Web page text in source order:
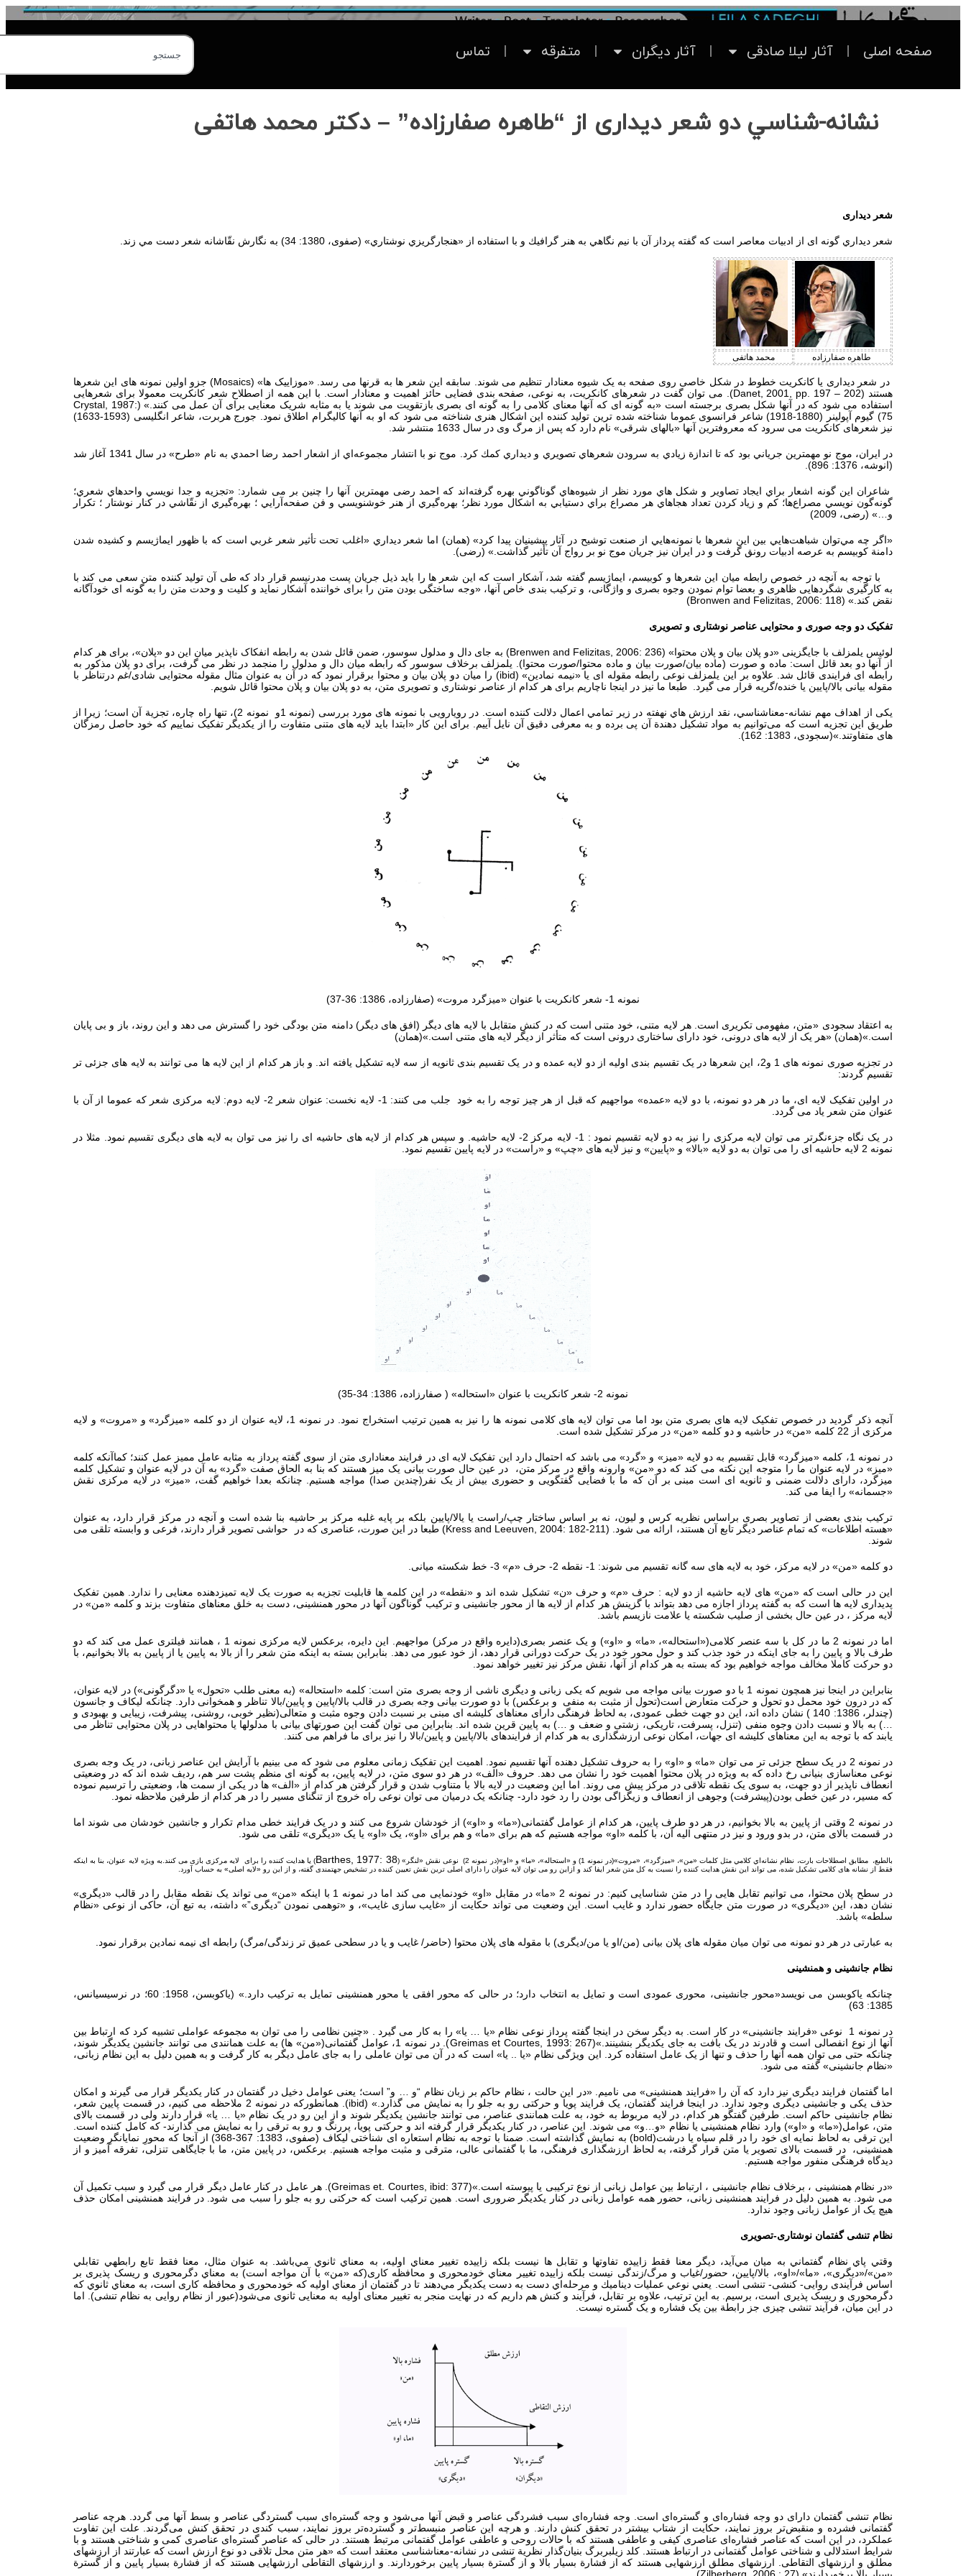
صفحه اصلی آثار لیلا صادقی آثار دیگران متفرقه تماس
نشانه-شناسي دو شعر دیداری از “طاهره صفارزاده” – دکتر محمد هاتفی
شعر دیداری
شعر ديداري‌ گونه ای از ادبيات‌ معاصر است‌ كه‌ گفته پرداز آن با نيم‌ نگاهي‌ به‌ هنر گرافيك‌ و با استفاده‌ از «هنجارگريزي‌ نوشتاري» (صفوی، 1380: 34)‌ به‌ نگارش‌ نقّاشانه‌ شعر دست مي زند.
طاهره صفارزاده محمد هاتفی
در شعر دیداری یا کانکریت خطوط در شکل خاصی روی صفحه به یک شیوه معنادار تنظیم می شوند. سابقه این شعر ها به قرنها می رسد. «موزاییک ها» (Mosaics) جزو اولین نمونه های این شعرها
هستند (Danet, 2001, pp. 197 – 202). می توان گفت در شعرهای کانکریت، به نوعی، صفحه بندی فضایی حائز اهمیت و معنادار است. با این همه از اصطلاح شعر کانکریت معمولا برای شعرهایی
استفاده می شود که در آنها شکل بصری برجسته است «به گونه ای که آنها معنای کلامی را به گونه ای بصری بازتقویت می شوند یا به مثابه شریک معنایی برای آن عمل می کنند.» (Crystal, 1987:
75
) گیوم آپولینر (1880-1918) شاعر فرانسوی عموما شناخته شده ترین تولید کننده این اشکال هنری شناخته می شود که او به آنها کالیگرام اطلاق نمود. جورج هربرت، شاعر انگلیسی (1593-1633)
نیز شعرهای کانکریت می سرود که معروفترین آنها «بالهای شرقی» نام دارد که پس از مرگ وی در سال 1633 منتشر شد.
در ايران‌، موج‌ نو مهمترين‌ جرياني‌ بود كه‌ تا اندازة‌ زيادي‌ به‌ سرودن‌ شعرهاي‌ تصويري‌ و ديداري‌ كمك‌ كرد. موج‌ نو با انتشار مجموعه‌اي‌ از اشعار احمد رضا احمدي‌ به‌ نام‌ «طرح‌» در سال‌ 1341 آغاز شد
(انوشه‌، 1376: 896).
شاعران‌ اين‌ گونه‌ اشعار براي‌ ايجاد تصاوير و شكل هاي مورد نظر از شيوه‌هاي‌ گوناگوني‌ بهره‌ گرفته‌اند كه‌ احمد رضی مهمترين‌ آنها را چنین بر می شمارد: «تجزيه‌ و جدا نويسي‌ واحدهاي‌ شعري‌؛
گونه‌گون‌ نويسي‌ مصراع‌ها؛ كم‌ و زياد كردن‌ تعداد هجاهاي‌ هر مصراع‌ براي‌ دستيابي‌ به‌ اشكال‌ مورد نظر؛ بهره‌گيري‌ از هنر خوشنويسي‌ و فن‌ صفحه‌آرايي ‌؛ بهره‌گيري‌ از نقّاشي‌ در كنار نوشتار ؛ تكرار
و…» (رضی، 2009)
«اگر چه‌ مي‌توان‌ شباهت‌هايي‌ بين‌ این شعرها با نمونه‌هايي‌ از صنعت‌ توشيح‌ در آثار پيشينيان‌ پيدا كرد» (همان) اما شعر ديداري‌ «اغلب‌ تحت‌ تأثير شعر غربي‌ است‌ كه با ظهور ايماژيسم‌ و كشيده‌ شدن‌
دامنة‌ كوبيسم به‌ عرصه‌ ادبيات‌ رونق‌ گرفت‌ و در ايران‌ نيز جريان‌ موج‌ نو بر رواج‌ آن‌ تأثير گذاشت.» (رضی).
با توجه به آنچه در خصوص رابطه میان این شعرها و کوبیسم، ایماژیسم گفته شد، آشکار است که این شعر ها را باید ذیل جریان پست مدرنیسم قرار داد که طی آن تولید کننده متن سعی می کند با
به کارگیری شگردهایی ظاهری و بعضا توام نمودن وجوه بصری و واژگانی، و ترکیب بندی خاص آنها، «وجه ساختگی بودن متن را برای خواننده آشکار نماید و کلیت و وحدت متن را به گونه ای خودآگانه
نقض کند.» (Bronwen and Felizitas, 2006: 118
)
تفکیک دو وجه صوری و محتوایی عناصر نوشتاری و تصویری
لوئیس یلمزلف با جایگزینی «دو پلان بیان و پلان محتوا» (Brenwen and Felizitas, 2006: 236) به جای دال و مدلول سوسور، ضمن قائل شدن به رابطه انفکاک ناپذیر میان این دو «پلان»، برای هر کدام
از آنها دو بعد قائل است: ماده و صورت (ماده بیان/صورت بیان و ماده محتوا/صورت محتوا). یلمزلف برخلاف سوسور که رابطه میان دال و مدلول را منجمد در نظر می گرفت، برای دو پلان مذکور به
رابطه ای فرایندی قائل شد. علاوه بر این یلمزلف نوعی رابطه مقوله ای یا «نیمه نمادین» (ibid) را میان دو پلان بیان و محتوا برقرار نمود که در آن به عنوان مثال مقوله محتوایی شادی/غم درتناظر با
مقوله بیانی بالا/پایین یا خنده/گریه قرار می گیرد. طبعا ما نیز در اینجا ناچاریم برای هر کدام از عناصر نوشتاری و تصویری متن، به دو پلان بیان و پلان محتوا قائل شویم.
یکی از اهداف مهم نشانه-معناشناسي، نقد ارزش هاي نهفته در زير تمامي اعمال دلالت كننده است. در رویارویی با نمونه های مورد بررسی (نمونه 1و نمونه 2)، تنها راه چاره، تجزیة آن است؛ زیرا از
طریق این تجزیه است که می‌توانیم به مواد تشکیل دهندة آن پی برده و به معرفی دقیق آن نایل آییم. برای این کار «ابتدا باید لایه های متنی متفاوت را از یکدیگر تفکیک نماییم که خود حاصل رمزگان
های متفاوتند.»(سجودی، 1383: 162).
نمونه 1- شعر کانکریت با عنوان «میزگرد مروت» (صفارزاده، 1386: 36-37)
به اعتقاد سجودی «متن، مفهومی تکریری است. هر لایه متنی، خود متنی است که در کنش متقابل با لایه های دیگر (افق های دیگر) دامنه متن بودگی خود را گسترش می دهد و این روند، باز و بی پایان
است.»(همان) «هر یک از لایه های درونی، خود دارای ساختاری درونی است که متأثر از دیگر لایه های متنی است.»(همان)
در تجزیه صوری نمونه های 1 و2، این شعرها در یک تقسیم بندی اولیه از دو لایه عمده و در یک تقسیم بندی ثانویه از سه لایه تشکیل یافته اند. و باز هر کدام از این لایه ها می توانند به لایه های جزئی تر
تقسیم گردند:
در اولین تفکیک لایه ای، ما در هر دو نمونه، با دو لایه «عمده» مواجهیم که قبل از هر چیز توجه را به خود جلب می کنند: 1- لایه نخست: عنوان شعر 2- لایه دوم: لایه مرکزی شعر که عموما از آن با
عنوان متن شعر یاد می گردد.
در یک نگاه جزءنگرتر می توان لایه مرکزی را نیز به دو لایه تقسیم نمود : 1- لایه مرکز 2- لایه حاشیه. و سپس هر کدام از لایه های حاشیه ای را نیز می توان به لایه های دیگری تقسیم نمود. مثلا در
نمونه 2 لایه حاشیه ای را می توان به دو لایه «بالا» و «پایین» و نیز لایه های «چپ» و «راست» در لایه پایین تقسیم نمود.
نمونه 2- شعر کانکریت با عنوان «استحاله» ( صفارزاده، 1386: 34-35)
آنچه ذکر گردید در خصوص تفکیک لایه های بصری متن بود اما می توان لایه های کلامی نمونه ها را نیز به همین ترتیب استخراج نمود. در نمونه 1، لایه عنوان از دو کلمه «میزگرد» و «مروت» و لایه
مرکزی از 22 کلمه «من» در حاشیه و دو کلمه «من» در مرکز تشکیل شده است.
در نمونه 1، کلمه «میزگرد» قابل تقسیم به دو لایه «میز» و «گرد» می باشد که احتمال دارد این تفکیک لایه ای در فرایند معناداری متن از سوی گفته پرداز به مثابه عامل ممیز عمل کنند؛ کماآنکه کلمه
«میز» در لایه عنوان ما را متوجه این نکته می کند که دو «من» وارونه واقع در مرکز متن، در عین حال صورت بیانی یک میز هستند که بنا به الحاق صفت «گرد» به آن در لایه عنوان و تشکیل کلمه
میزگرد، دارای دلالت ضمنی و ثانویه ای است مبنی بر آن که ما با فضایی گفتگویی و حضوری بیش از یک نفر(چندین صدا) مواجه هستیم. چنانکه بعدا خواهیم گفت، «میز» در لایه مرکزی نقش
«جسمانه» را ایفا می کند.
ترکیب بندی بعضی از تصاویر بصری براساس نظریه کرس و لیون، نه بر اساس ساختار چپ/راست یا یالا/پایین بلکه بر پایه غلبه مرکز بر حاشیه بنا شده است و آنچه در مرکز قرار دارد، به عنوان
«هسته اطلاعات» که تمام عناصر دیگر تابع آن هستند، ارائه می شود. (Kress and Leeuven, 2004: 182-211) طبعا در این صورت، عناصری که در حواشی تصویر قرار دارند، فرعی و وابسته تلقی می
شوند.
دو کلمه «من» در لایه مرکز، خود به لایه های سه گانه تقسیم می شوند: 1- نقطه 2- حرف «م» 3- خط شکسته میانی.
این در حالی است که «من» های لایه حاشیه از دو لایه : حرف «م» و حرف «ن» تشکیل شده اند و «نقطه» در این کلمه ها قابلیت تجزیه به صورت یک لایه تمیزدهنده معنایی را ندارد. همین تفکیک
پدیداری لایه ها است که به گفته پرداز اجازه می دهد بتواند با گزینش هر کدام از لایه ها از محور جانشینی و ترکیب گوناگون آنها در محور همنشینی، دست به خلق معناهای متفاوت بزند و کلمه «من» در
لایه مرکز ، در عین حال بخشی از صلیب شکسته یا علامت نازیسم باشد.
اما در نمونه 2 ما در کل با سه عنصر کلامی(«استحاله»، «ما» و «او») و یک عنصر بصری(دایره واقع در مرکز) مواجهیم. این دایره، برعکس لایه مرکزی نمونه 1 ، همانند فیلتری عمل می کند که دو
طرف بالا و پایین را به جای اینکه در خود جذب کند و حول محور خود در یک حرکت دورانی قرار دهد، از خود عبور می دهد. بنابراین بسته به اینکه متن شعر را از بالا به پایین یا از پایین به بالا بخوانیم، با
دو حرکت کاملا مخالف مواجه خواهیم بود که بسته به هر کدام از آنها، نقش مرکز نیز تغییر خواهد نمود.
بنابراین در اینجا نیز همچون نمونه 1 با دو صورت بیانی مواجه می شویم که یکی زبانی و دیگری ناشی از وجه بصری متن است: کلمه «استحاله» (به معنی طلب «تحول» یا «دگرگونی») در لایه عنوان،
که در درون خود محمل دو تحول و حرکت متعارض است(تحول از مثبت به منفی و برعکس) با دو صورت بیانی وجه بصری در قالب بالا/پایین و پایین/بالا تناظر و همخوانی دارد. چنانکه لیکاف و جانسون
(چندلر، 1386: 140 ) نشان داده اند، این دو جهت خطی عمودی، به لحاظ فرهنگی دارای معناهای کلیشه ای مبنی بر نسبت دادن وجوه مثبت و متعالی(نظیر خوبی، روشنی، پیشرفت، زیبایی و بهبودی و
…) به بالا و نسبت دادن وجوه منفی (تنزل، پسرفت، تاریکی، زشتی و ضعف و …) به پایین قرین شده اند. بنابراین می توان گفت این صورتهای بیانی با مدلولها یا محتواهایی در پلان محتوایی تناظر می
یابند که با توجه به این معناهای کلیشه ای جهات، امکان نوعی ارزشگذاری به هر کدام از فرایندهای بالا/پایین و پایین/بالا را نیز برای ما فراهم می کنند.
در نمونه 2 در یک سطح جزئی تر می توان «ما» و «او» را به حروف تشکیل دهنده آنها تقسیم نمود. اهمیت این تفکیک زمانی معلوم می شود که می بینیم با آرایش این عناصر زبانی، در یک وجه بصری
نوعی معناسازی بنیانی رخ داده که به ویژه در پلان محتوا اهمیت خود را نشان می دهد. حروف «الف» در هر دو سوی متن، در لایه پایین، به گونه ای منظم پشت سر هم، ردیف شده اند که در وضعیتی
انعطاف ناپذیر از دو جهت، به سوی یک نقطه تلاقی در مرکز پیش می روند. اما این وضعیت در لایه بالا با متناوب شدن و قرار گرفتن هر کدام از «الف» ها در یکی از سمت ها، وضعیتی را ترسیم نموده
که مسیر، در عین خطی بودن(پیشرفت) وجوهی از انعطاف و زیگزاگی بودن را رد خود دارد- چنانکه یک درمیان می توان نوعی راه خروج از تنگنای مسیر را در هر کدام از طرفین ملاحظه نمود.
در نمونه 2 وقتی از پایین به بالا بخوانیم، در هر دو طرف پایین، هر کدام از عوامل گفتمانی(«ما» و «او») از خودشان شروع می کنند و در یک فرایند خطی مدام تکرار و جانشین خودشان می شوند اما
در قسمت بالای متن، در بدو ورود و نیز در منتهی الیه آن، با کلمه «او» مواجه هستیم که هم برای «ما» و هم برای «او»، یک «او» یا یک «دیگری» تلقی می شود.
بالطبع، مطابق اصطلاحات بارت، نظام نشانه‌اي كلامي مثل کلمات «من»، «میزگرد»، «مروت»(در نمونه 1) و «استحاله»، «ما» و «او»(در نمونه 2) نوعی نقش «لنگر» ( Barthes, 1977: 38) یا هدایت کننده را برای لایه مرکزی بازی می کنند.به ویژه لایه عنوان، بنا به اینکه
فقط از نشانه های کلامی تشکیل شده، می تواند این نقش هدایت کننده را نسبت به کل متن شعر ایفا کند و ازاین رو می توان لایه عنوان را دارای اصلی ترین نقش تعیین کننده در تشخیص جهتمندی گفته، و از این رو «لایه اصلی» به حساب آورد.
در سطح پلان محتوا، می توانیم تقابل هایی را در متن شناسایی کنیم: در نمونه 2 «ما» در مقابل «او» خودنمایی می کند اما در نمونه 1 با اینکه «من» می تواند یک نقطه مقابل را در قالب «دیگری»
نشان دهد، این «دیگری» در صورت متن جایگاه حضور ندارد و غایب است. این وضعیت می تواند حکایت از «غایب سازی غایب»، و «توهمی نمودن “دیگری”» داشته، به تبع آن، حاکی از نوعی «نظام
سلطه» باشد.
به عبارتی در هر دو نمونه می توان میان مقوله های پلان بیانی (من/او یا من/دیگری) با مقوله های پلان محتوا (حاضر/ غایب و یا در سطحی عمیق تر زندگی/مرگ) رابطه ای نیمه نمادین برقرار نمود.
نظام جانشینی و همنشینی
چنانکه یاکوبسن می نویسد«محور جانشینی، محوری عمودی است و تمایل به انتخاب دارد؛ در حالی که محور افقی یا محور همنشینی تمایل به ترکیب دارد.» (یاکوبسن، 1958: 60؛ در نرسیسیانس،
1385: 63)
در نمونه 1 نوعی «فرایند جانشینی» در کار است. به دیگر سخن در اینجا گفته پرداز نوعی نظام «یا … یا» را به کار می گیرد . «چنین نظامی را می توان به مجموعه عواملی تشبیه کرد که ارتباط بین
آنها از نوع انفصالی است و قادرند در یک بافت به جای یکدیگر بنشینند.»(Greimas et Courtes, 1993: 267
). در نمونه 1، عوامل گفتمانی(«من» ها) به علت همانندی می توانند جانشین یکدیگر شوند،
چنانکه حتی می توان همه آنها را حذف و تنها از یک عامل استفاده کرد. این ویژگی نظام «یا .. یا» است که در آن می توان عاملی را به جای عامل دیگر به کار گرفت و به همین دلیل به این نظام زبانی،
«نظام جانشینی» گفته می شود.
اما گفتمان فرایند دیگری نیز دارد که آن را «فرایند همنشینی» می نامیم. «در این حالت ، نظام حاکم بر زبان نظام “و … و” است؛ یعنی عوامل دخیل در گفتمان در کنار یکدیگر قرار می گیرند و امکان
حذف یکی و جانشینی دیگری وجود ندارد. در اینجا فرایند گفتمان، یک فرایند پویا و حرکتی رو به جلو را به نمایش می گذارد.» (ibid
). همانطورکه در نمونه 2 ملاحظه می کنیم، در قسمت پایین شعر،
نظام جانشینی حاکم است. طرفین گفتگو هر کدام، در لایه مربوط به خود، به علت همانندی عناصر، می توانند جانشین یکدیگر شوند و از این رو در یک نظام «یا … یا» قرار دارند ولی در قسمت بالای
متن، عوامل(«ما» و «او») وارد نظام همنشینی یا نظام «و…و» می شوند. این عناصر، در کنار یکدیگر قرار گرفته اند و حرکتی پویا، پررنگ و رو به ترقی را به نمایش می گذارند- که کامل کننده است.
این ترقی به لحاظ نمایه ای خود را در قلم سیاه یا درشت(bold
) به نمایش گذاشته است. ضمنا با توجه به نظام استعاره ای شناختی لیکاف (صفوی، 1383: 367-368) از آنجا که محورِ نمایانگرِ وضعیت
همنشینی، در قسمت بالای تصویر یا متن قرار گرفته، به لحاظ ارزشگذاری فرهنگی، ما با گفتمانی عالی، مترقی و مثبت مواجه هستیم. برعکس، در پایین متن، ما با جایگاهی تنزلی، تفرقه آمیز و از
دیدگاه فرهنگی منفور مواجه هستیم.
«در نظام همنشینی ، برخلاف نظام جانشینی ، ارتباط بین عوامل زبانی از نوع ترکیبی یا پیوسته است.»(Greimas et. Courtes, ibid: 377). هر عامل در کنار عامل دیگر قرار می گیرد و سبب تکمیل آن
می شود. به همین دلیل در فرایند همنشینی زبانی، حضور همه عوامل زبانی در کنار یکدیگر ضروری است. همین ترکیب است که حرکتی رو به جلو را سبب می شود. در فرایند همنشینی امکان حذف
هیچ یک از عوامل زبانی وجود ندارد.
نظام تنشی گفتمان نوشتاری-تصویری
وقتي پاي نظام گفتماني به ميان مي‌آيد، ديگر معنا فقط زاييده‌ تفاوتها و تقابل ها نيست بلكه زاييده‌ تغيير معناي اوليه، به معناي ثانوي مي‌باشد. به عنوان مثال، معنا فقط تابع رابطهي تقابلي
«من»/«دیگری»، «ما»/«او»، بالا/پایین، حضور/غیاب و مرگ/زندگی نيست بلكه زاييده‌ تغيير معناي خودمحوری و محافظه کاری(كه «من» با آن مواجه است) به معناي دگرمحوری و ریسک پذیری بر
اساس فرآیندی روایی- کنشی- تنشی است. يعني نوعي عمليات ديناميك و مرحله‌اي دست به دست يكديگر مي‌دهند تا در گفتمان از معناي اوليه كه خودمحوری و محافظه کاری است، به معناي ثانوي كه
دگرمحوری و ریسک پذیری است، برسيم. به اين ترتيب، علاوه بر تقابل، فرآیند و کنش هم داریم که در نهایت منجر به تغییر معنای اولیه به معنایی ثانوی می‌شود(عبور از نظام روایی به نظام تنشی). اما
در این میان، فرآیند تنشی چیزی جز رابطة بین یک فشاره و یک گستره نیست.
نظام تنشی گفتمان دارای دو وجه فشاره‌ای و گستره‌ای است. وجه فشاره‌ای سبب فشردگی عناصر و قبض آنها می‌شود و وجه گستره‌ای سبب گستردگی عناصر و بسط آنها می گردد. هرچه عناصر
گفتمانی فشرده و منقبض‌تر بروز نمایند، حکایت از شتاب بیشتر در تحقق کنش دارند. و هرچه این عناصر منبسط‌تر و گسترده‌تر بروز نمایند، سبب کندی در تحقق کنش می‌گردند. علت این تفاوت
عملکرد، در این است که عناصر فشاره‌ای عناصری کیفی و عاطفی هستند که با حالات روحی و عاطفی عوامل گفتمانی مرتبط هستند. در حالی که عناصر گستره‌ای عناصری کمی و شناختی هستند و با
شرایط استدلالی و شناختی عوامل گفتمانی در ارتباط هستند. کلد زیلبربرگ بنیان‌گذار نظریة تنشی در نشانه-معناشناسی معتقد است که «هر متن محل تلاقی دو نوع ارزش است که عبارتند از ارزشهای
مطلق و ارزشهای التقاطی. ارزشهای مطلق ارزشهایی هستند که از فشارة بسیار بالا و از گسترة بسیار پایین برخوردارند. و ارزشهای التقاطی ارزشهایی هستند که از فشارة بسیار پایین و از گسترة